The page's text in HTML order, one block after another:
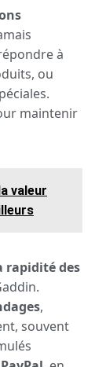
à
ou
maintenir
valeur
rapidité des
,
souvent